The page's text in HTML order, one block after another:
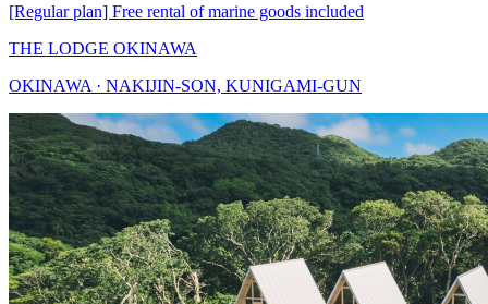
[Regular plan] Free rental of marine goods included
THE LODGE OKINAWA
OKINAWA · NAKIJIN-SON, KUNIGAMI-GUN